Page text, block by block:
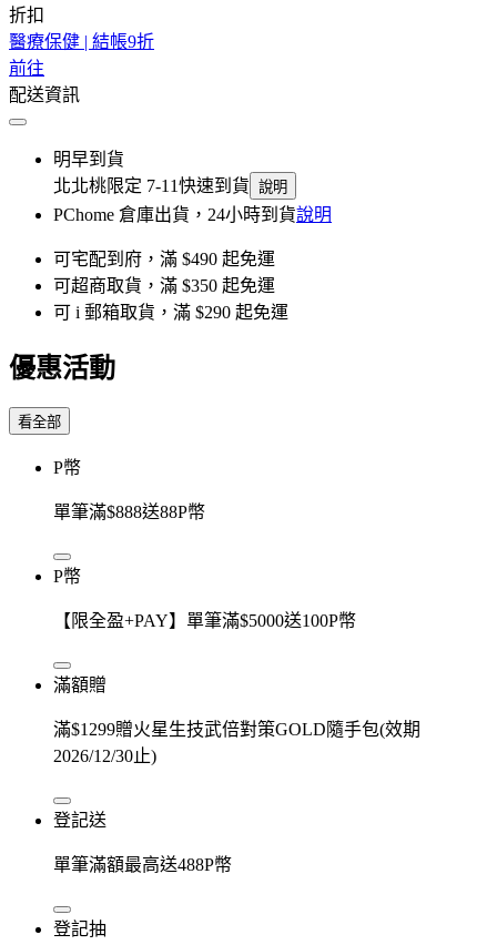
折扣
醫療保健 | 結帳9折
前往
配送資訊
明早到貨
北北桃限定 7-11快速到貨 說明
PChome 倉庫出貨，24小時到貨說明
可宅配到府，滿 $490 起免運
可超商取貨，滿 $350 起免運
可 i 郵箱取貨，滿 $290 起免運
優惠活動
看全部
P幣
單筆滿$888送88P幣
P幣
【限全盈+PAY】單筆滿$5000送100P幣
滿額贈
滿$1299贈火星生技武倍對策GOLD隨手包(效期
2026/12/30止)
登記送
單筆滿額最高送488P幣
登記抽